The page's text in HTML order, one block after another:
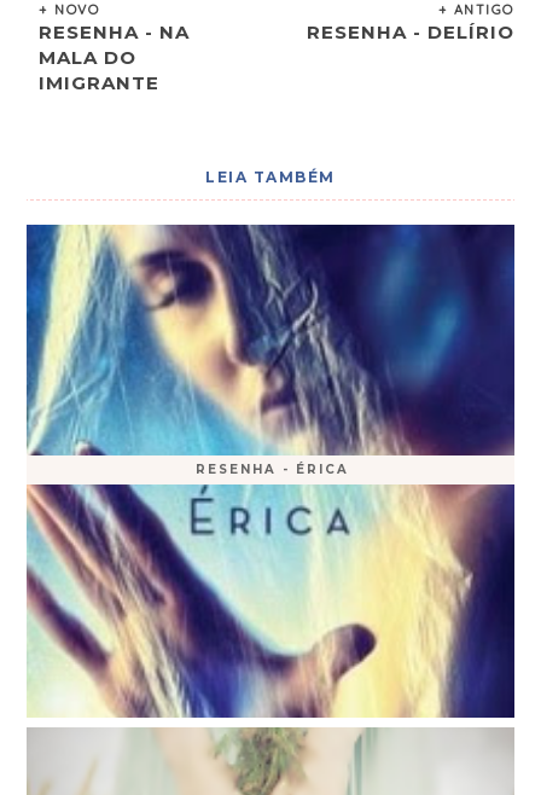
+ NOVO
RESENHA - NA
MALA DO
IMIGRANTE
+ ANTIGO
RESENHA - DELÍRIO
LEIA TAMBÉM
RESENHA - ÉRICA